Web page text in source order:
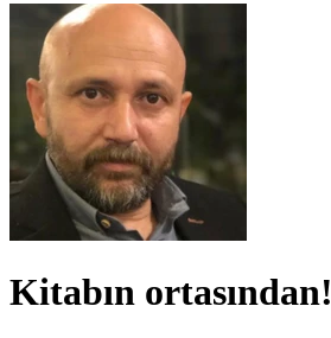
Kitabın ortasından!